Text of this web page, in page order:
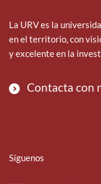
La URV es la
en el territorio, con
y excelente en la
Contacta con
Síguenos